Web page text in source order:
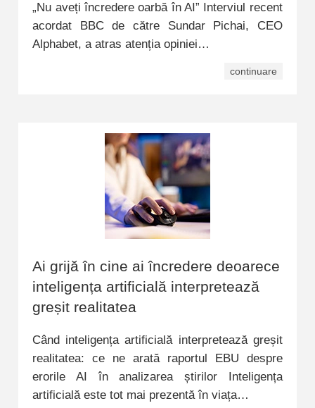
„Nu aveți încredere oarbă în AI” Interviul recent
acordat BBC de către Sundar Pichai, CEO
Alphabet, a atras atenția opiniei…
continuare
Ai grijă în cine ai încredere deoarece
inteligența artificială interpretează
greșit realitatea
Când inteligența artificială interpretează greșit
realitatea: ce ne arată raportul EBU despre
erorile AI în analizarea știrilor Inteligența
artificială este tot mai prezentă în viața…